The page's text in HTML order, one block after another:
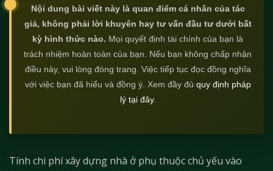
Nội dung bài viết này là quan điểm cá nhân của tác
giả, không phải lời khuyên hay tư vấn đầu tư dưới bất
kỳ hình thức nào. Mọi quyết định tài chính của bạn là
trách nhiệm hoàn toàn của bạn. Nếu bạn không chấp nhận
điều này, vui lòng đóng trang. Việc tiếp tục đọc đồng nghĩa
với việc bạn đã hiểu và đồng ý. Xem đầy đủ quy định pháp
lý tại đây.
Tính chi phí xây dựng nhà ở phụ thuộc chủ yếu vào